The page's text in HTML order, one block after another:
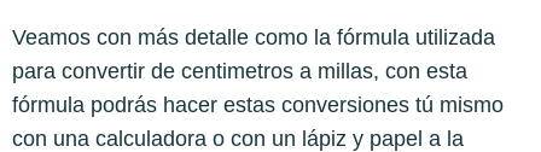
Veamos con más detalle como la fórmula utilizada
para convertir de centimetros a millas, con esta
fórmula podrás hacer estas conversiones tú mismo
con una calculadora o con un lápiz y papel a la